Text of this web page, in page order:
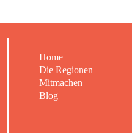
Home
Die Regionen
Mitmachen
Blog